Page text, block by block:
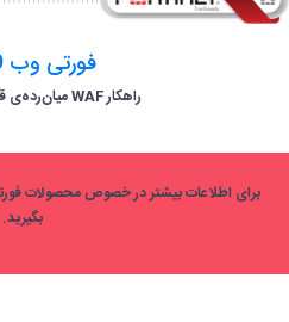
فورتی وب 600D
راهکار WAF میان‌رده‌ی قدرتمند فورتی‌نت
بگیرید.